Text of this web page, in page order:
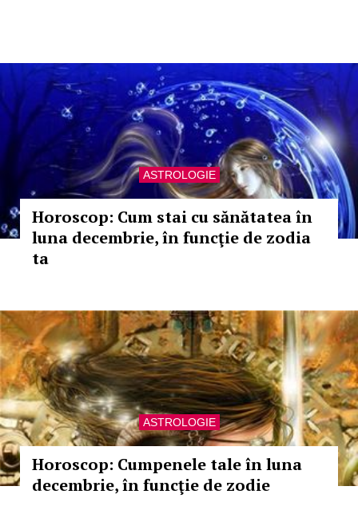
ASTROLOGIE
Horoscop: Cum stai cu sănătatea în
luna decembrie, în funcţie de zodia
ta
ASTROLOGIE
Horoscop: Cumpenele tale în luna
decembrie, în funcţie de zodie